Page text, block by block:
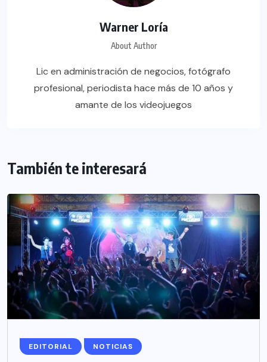
Warner Loría
About Author
Lic en administración de negocios, fotógrafo
profesional, periodista hace más de 10 años y
amante de los videojuegos
También te interesará
EDITORIAL NOTICIAS